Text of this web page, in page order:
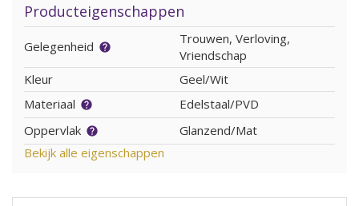
Producteigenschappen
Gelegenheid
Trouwen, Verloving,
Vriendschap
Kleur
Geel/Wit
Materiaal
Edelstaal/PVD
Oppervlak
Glanzend/Mat
Bekijk alle eigenschappen